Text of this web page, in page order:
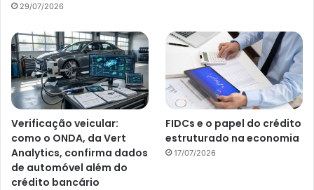
29/07/2026
Verificação veicular:
como o ONDA, da Vert
Analytics, confirma dados
de automóvel além do
crédito bancário
FIDCs e o papel do crédito
estruturado na economia
17/07/2026